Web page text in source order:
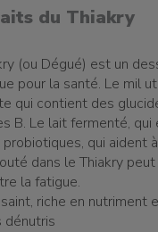
du Thiakry
(ou Dégué) est un
pour la santé. Le mil
qui contient des
B. Le lait fermenté,
probiotiques, qui aident
dans le Thiakry
la fatigue.
riche en
dénutris